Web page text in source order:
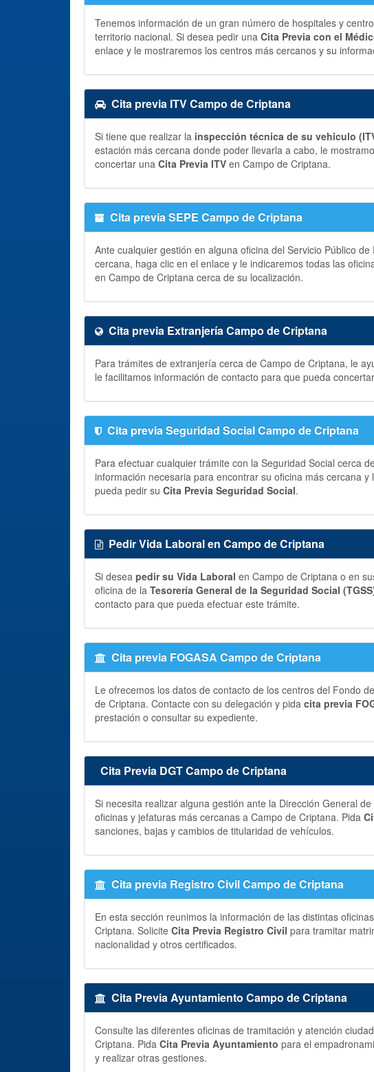
Tenemos información de un gran número de hospitales y
territorio nacional. Si desea pedir una Cita Previa con el
enlace y le mostraremos los centros más cercanos y su
Cita previa ITV Campo de Criptana
Si tiene que realizar la inspección técnica de su vehiculo
estación más cercana donde poder llevarla a cabo, le
concertar una Cita Previa ITV en Campo de Criptana.
Cita previa SEPE Campo de Criptana
Ante cualquier gestión en alguna oficina del Servicio Público
cercana, haga clic en el enlace y le indicaremos todas las
en Campo de Criptana cerca de su localización.
Cita previa Extranjería Campo de Criptana
Para trámites de extranjería cerca de Campo de Criptana, le
le facilitamos información de contacto para que pueda
Cita previa Seguridad Social Campo de Criptana
Para efectuar cualquier trámite con la Seguridad Social cerca
información necesaria para encontrar su oficina más cercana
pueda pedir su Cita Previa Seguridad Social.
Pedir Vida Laboral en Campo de Criptana
Si desea pedir su Vida Laboral en Campo de Criptana o en
oficina de la Tesorería General de la Seguridad Social
contacto para que pueda efectuar este trámite.
Cita previa FOGASA Campo de Criptana
Le ofrecemos los datos de contacto de los centros del Fondo
de Criptana. Contacte con su delegación y pida cita previa
prestación o consultar su expediente.
Cita Previa DGT Campo de Criptana
Si necesita realizar alguna gestión ante la Dirección General
oficinas y jefaturas más cercanas a Campo de Criptana. Pida
sanciones, bajas y cambios de titularidad de vehículos.
Cita previa Registro Civil Campo de Criptana
En esta sección reunimos la información de las distintas
Criptana. Solicite Cita Previa Registro Civil para tramitar
nacionalidad y otros certificados.
Cita Previa Ayuntamiento Campo de Criptana
Consulte las diferentes oficinas de tramitación y atención
Criptana. Pida Cita Previa Ayuntamiento para el
y realizar otras gestiones.